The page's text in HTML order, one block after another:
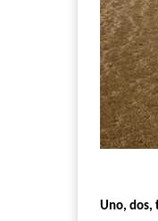
Uno, dos,